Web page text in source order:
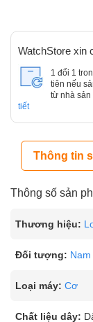
WatchStore xin
1 đổi 1
tiên nếu
từ nhà sản
tiết
Thông tin
Thông số sản
Thương hiệu:
Đối tượng: Nam
Loại máy: Cơ
Chất liệu dây: